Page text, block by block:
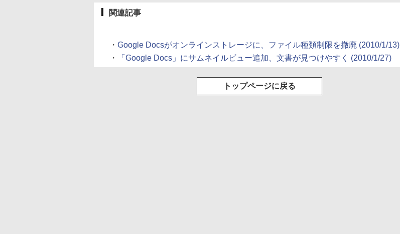
関連記事
・ Google Docsがオンラインストレージに、ファイル種類制限を撤廃 (2010/1/13)
・
「Google Docs」にサムネイルビュー追加、文書が見つけやすく (2010/1/27)
トップページに戻る